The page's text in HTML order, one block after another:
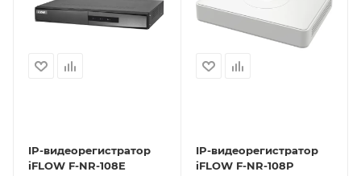
IP-видеорегистратор
iFLOW F-NR-108E
IP-видеорегистратор
iFLOW F-NR-108P